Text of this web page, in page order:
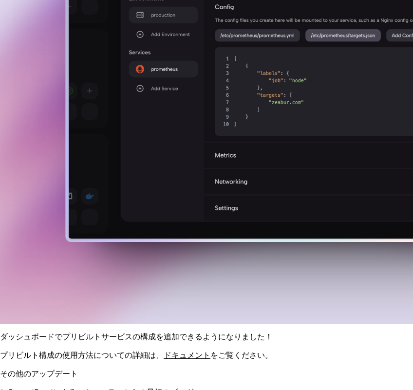
ダッシュボードでプリビルトサービスの構成を追加できるようになりました！
プリビルト構成の使用方法についての詳細は、
ドキュメント をご覧ください。
その他のアップデート